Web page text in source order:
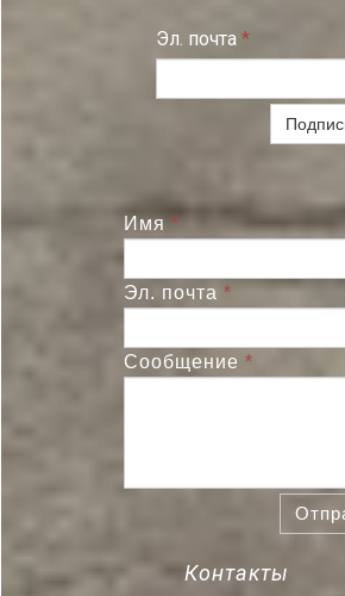
Эл. почта *
Имя*
Эл. почта *
Сообщение *
Контакты